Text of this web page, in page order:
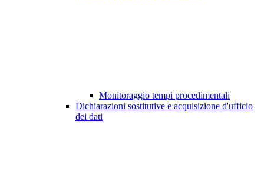
Monitoraggio tempi procedimentali
Dichiarazioni sostitutive e acquisizione d'ufficio
dei dati